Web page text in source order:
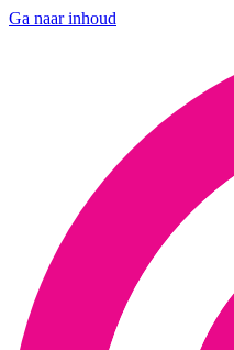
Ga naar inhoud